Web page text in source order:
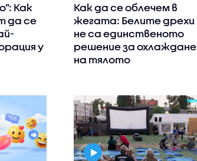
Как
да се
у
Как да се облечем в
жегата: Белите дрехи
не са единственото
решение за охлаждане
на тялото